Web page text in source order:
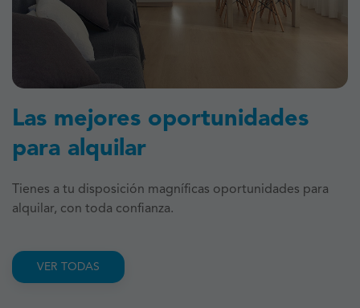
Las mejores oportunidades
para alquilar
Tienes a tu disposición magníficas oportunidades para
alquilar, con toda confianza.
VER TODAS